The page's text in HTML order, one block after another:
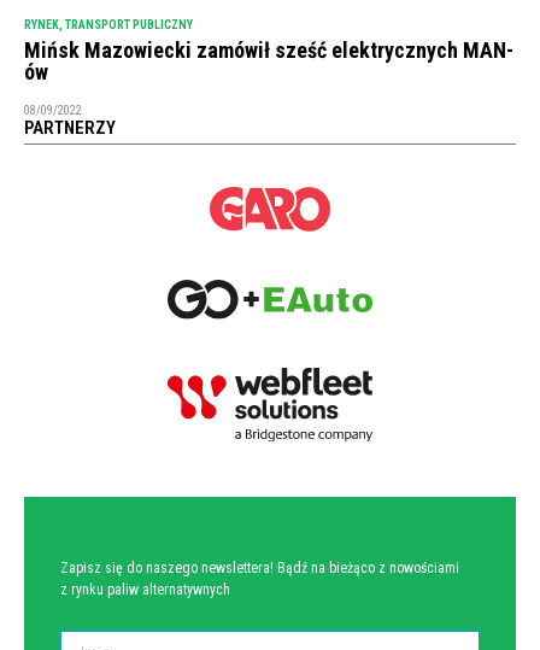
RYNEK, TRANSPORT PUBLICZNY
Mińsk Mazowiecki zamówił sześć elektrycznych MAN-
ów
08/09/2022
PARTNERZY
Zapisz się do naszego newslettera! Bądź na bieżąco z nowościami
z rynku paliw alternatywnych